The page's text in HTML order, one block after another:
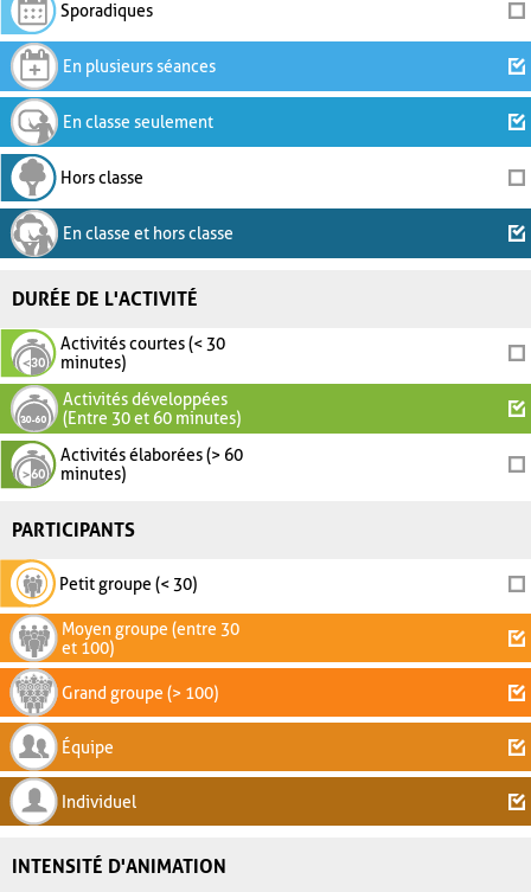
Sporadiques
En plusieurs séances
En classe seulement
Hors classe
En classe et hors classe
DURÉE DE L'ACTIVITÉ
Activités courtes (< 30
minutes)
Activités développées
(Entre 30 et 60 minutes)
Activités élaborées (> 60
minutes)
PARTICIPANTS
Petit groupe (< 30)
Moyen groupe (entre 30
et 100)
Grand groupe (> 100)
Équipe
Individuel
INTENSITÉ D'ANIMATION